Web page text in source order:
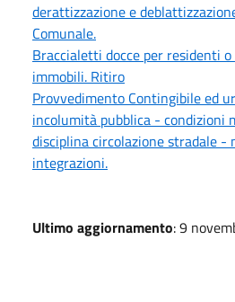
derattizzazione e
Comunale.
Braccialetti docce per residenti
immobili. Ritiro
Provvedimento Contingibile ed
incolumità pubblica - condizioni
disciplina circolazione stradale -
integrazioni.
Ultimo aggiornamento: 9